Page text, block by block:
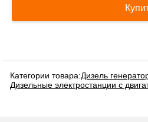
Категории товара:Дизель
Дизельные электростанции с